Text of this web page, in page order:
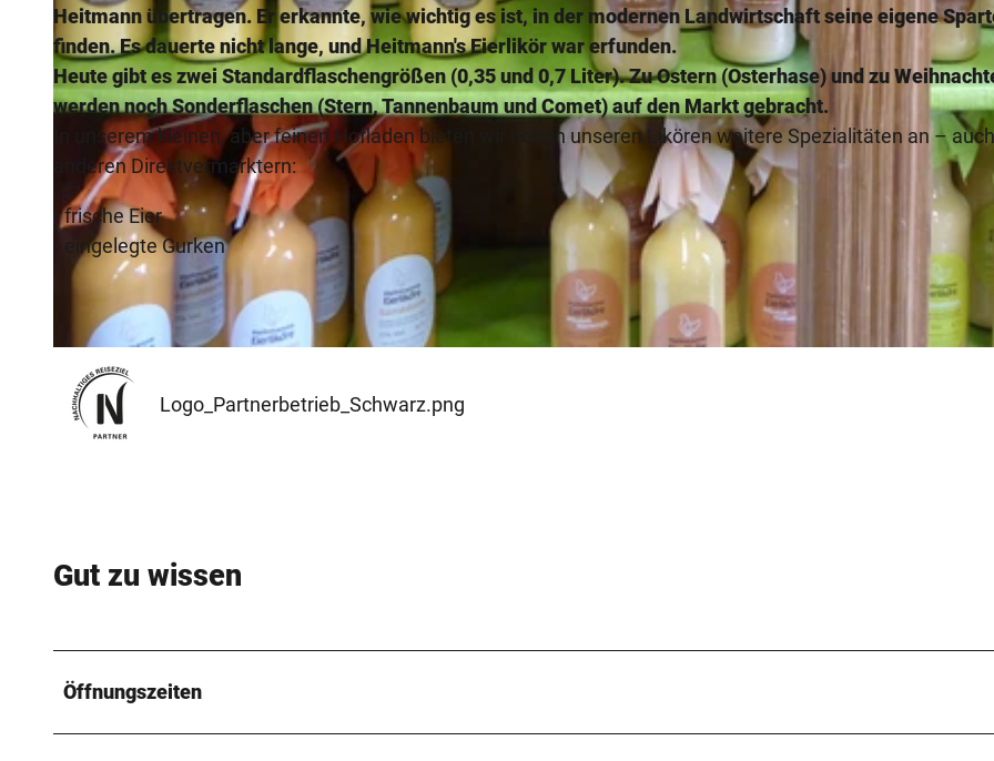
Heitmann übertragen. Er erkannte, wie wichtig es ist, in der modernen Landwirtschaft seine eigene
finden. Es dauerte nicht lange, und Heitmann's Eierlikör war erfunden.
Heute gibt es zwei Standardflaschengrößen (0,35 und 0,7 Liter). Zu Ostern (Osterhase) und zu
werden noch Sonderflaschen (Stern, Tannenbaum und Comet) auf den Markt gebracht.
In unserem kleinen, aber feinen Hofladen bieten wir neben unseren Likören weitere Spezialitäten an –
anderen Direktvermarktern:
• frische Eier
• eingelegte Gurken
Logo_Partnerbetrieb_Schwarz.png
Gut zu wissen
Öffnungszeiten